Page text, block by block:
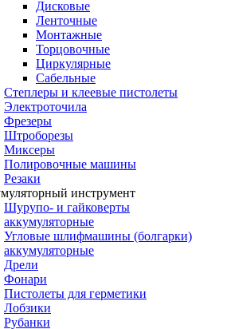
Дисковые
Ленточные
Монтажные
Торцовочные
Циркулярные
Сабельные
Степлеры и клеевые пистолеты
Электроточила
Фрезеры
Штроборезы
Миксеры
Полировочные машины
Резаки
инструмент
Шурупо- и гайковерты
аккумуляторные
Угловые шлифмашины (болгарки)
аккумуляторные
Дрели
Фонари
Пистолеты для герметики
Лобзики
Рубанки